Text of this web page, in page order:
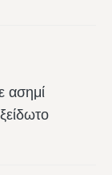
ασημί